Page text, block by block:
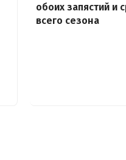
обоих запястий и
всего сезона